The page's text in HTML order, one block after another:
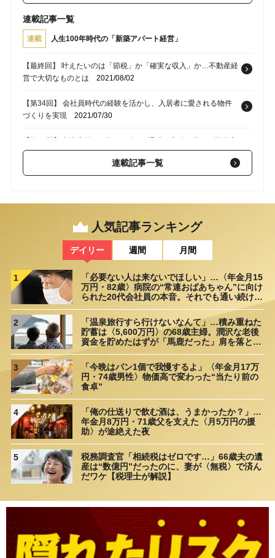
連載記事一覧
連載 人生100年時代の「新築アパート経営」
【最終回】 叶えたいのは「節税」か「確実な収入」か…不動産経
営で大切なものとは 2021/08/02
【第34回】 会社員時代の経験を活かし、入居者に愛される物件
づくりを実現 2021/07/30
【第33回】 新卒入社1ヵ月でスピード退職！高給に惹かれ不動産
会社就職も2021/07/29
【第29回】 賃貸経営成功の秘訣。賃貸ショップに絶賛される物
2021/04/19
連載記事一覧
人気記事ランキング
デイリー 週間 月間
1
「必要ない人は来ないでほしい」…〈年金月15
万円・82歳〉病院の“常連おばあちゃん”に向け
られた20代会社員の本音。それでも通い続ける
2
「温泉旅行すら行けないなんて」…積み重ねた
貯蓄は〈5,600万円〉の68歳主婦。潤沢な老後
資金を貯めたはずが「馬鹿だった」肩を落とす
3
「今晩はパン1個で我慢するよ」〈年金月17万
円・74歳男性〉物価高で変わった“当たり前の
食卓”
4
「俺の仕送りで飲む酒は、うまかったか？」…
年金月8万円・71歳父を支えた〈月5万円の援
助〉が途絶えた夜
5
税務調査官「相続税はゼロです…」66歳夫の遺
産は“数億円”だったのに、妻が〈無税〉で済ん
だワケ【税理士が解説】